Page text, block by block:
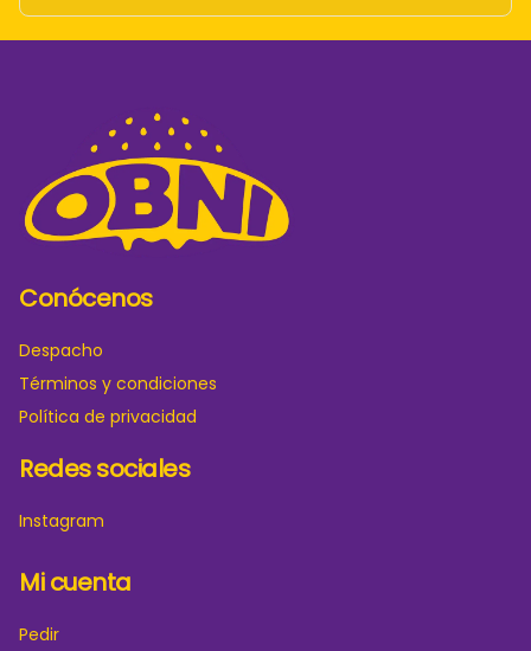
Conócenos
Despacho
Términos y condiciones
Política de privacidad
Redes sociales
Instagram
Mi cuenta
Pedir